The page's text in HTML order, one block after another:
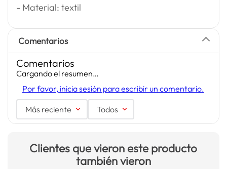
- Material: textil
Comentarios
Comentarios
Cargando el resumen…
Por favor, inicia sesión para escribir un comentario.
Más reciente Todos
Clientes que vieron este producto
también vieron